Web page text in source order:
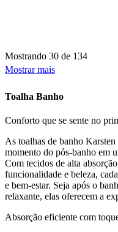
Mostrando 30 de 134
Mostrar mais
Toalha Banho
Conforto que se sente no
As toalhas de banho
momento do pós-banho em
Com tecidos de alta
funcionalidade e beleza,
e bem-estar. Seja após o
relaxante, elas oferecem a
Absorção eficiente com